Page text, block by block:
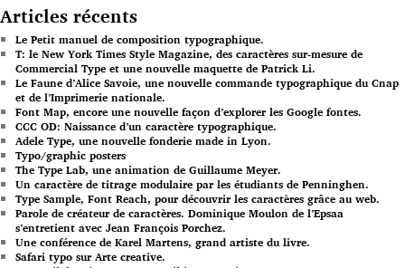
Articles récents
Le Petit manuel de composition typographique.
T: le New York Times Style Magazine, des caractères sur-mesure de
Commercial Type et une nouvelle maquette de Patrick Li.
Le Faune d’Alice Savoie, une nouvelle commande typographique du Cnap
et de l’Imprimerie nationale.
Font Map, encore une nouvelle façon d’explorer les Google fontes.
CCC OD: Naissance d’un caractère typographique.
Adele Type, une nouvelle fonderie made in Lyon.
Typo/graphic posters
The Type Lab, une animation de Guillaume Meyer.
Un caractère de titrage modulaire par les étudiants de Penninghen.
Type Sample, Font Reach, pour découvrir les caractères grâce au web.
Parole de créateur de caractères. Dominique Moulon de l’Epsaa
s’entretient avec Jean François Porchez.
Une conférence de Karel Martens, grand artiste du livre.
Safari typo sur Arte creative.